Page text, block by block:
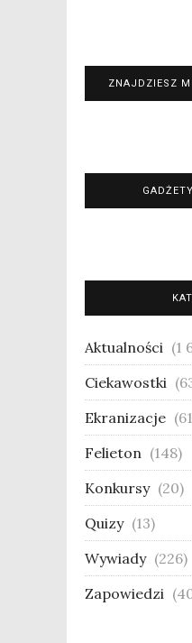
ZNAJDZIESZ
Aktualności (1
Ciekawostki
Ekranizacje
Felieton (148)
Konkursy (20)
Quizy (13)
Wywiady (226)
Zapowiedzi